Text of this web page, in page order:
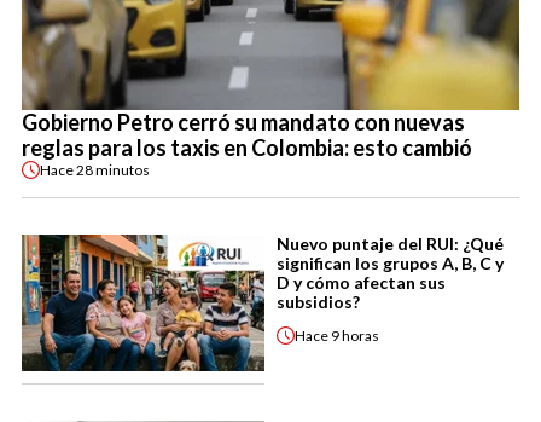
Gobierno Petro cerró su mandato con nuevas
reglas para los taxis en Colombia: esto cambió
Hace28 minutos
Nuevo puntaje del RUI: ¿Qué
significan los grupos A, B, C y
D y cómo afectan sus
subsidios?
Hace 9 horas